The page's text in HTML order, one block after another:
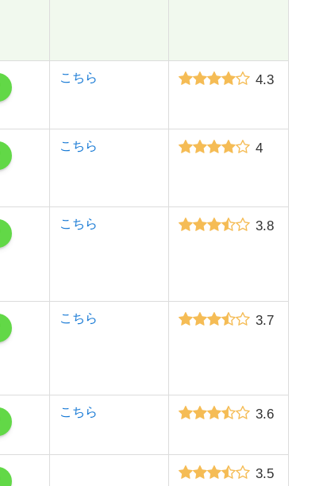
こちら 4.3
こちら 4
こちら 3.8
こちら 3.7
こちら 3.6
3.5